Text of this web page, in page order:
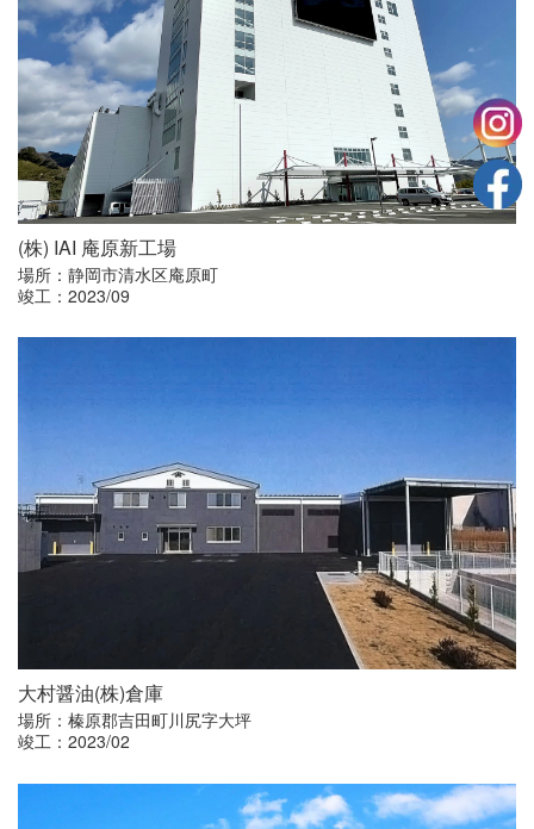
(株) IAI 庵原新工場
場所：静岡市清水区庵原町
竣工：2023/09
大村醤油(株)倉庫
場所：榛原郡吉田町川尻字大坪
竣工：2023/02